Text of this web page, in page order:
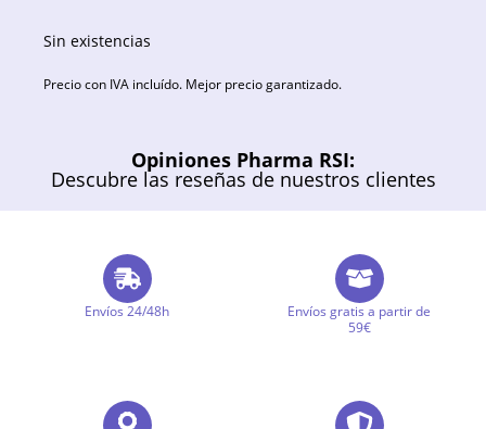
Sin existencias
Precio con IVA incluído. Mejor precio garantizado.
Opiniones Pharma RSI:
Descubre las reseñas de nuestros clientes
Envíos 24/48h
Envíos gratis a partir de
59€